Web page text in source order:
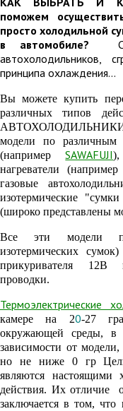
поможем
просто холодильной
в автомобиле?
автохолодильников,
принципа охлаждения...
Вы можете купить
различных типов
модели по различным
(напримерSAWAFUJI),
нагреватели (например
газовые
изотермические
(широко представлены
Все эти модели
изотермических
прикуривателя 12В
проводки.
Термоэлектрические
камере на 20-27
окружающей среды, в
зависимости от
но не ниже 0 гр
являются настоящими
действия. Их отличие
заключается в том, что